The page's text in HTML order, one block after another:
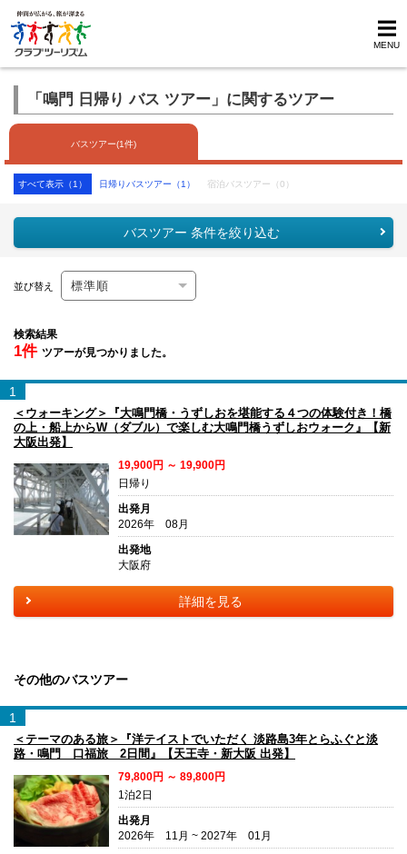
MENU
「鳴門 日帰り バス ツアー」に関するツアー
バスツアー(1件)
すべて表示（1） 日帰りバスツアー（1） 宿泊バスツアー（0）
バスツアー 条件を絞り込む
並び替え
検索結果
1件 ツアーが見つかりました。
1
＜ウォーキング＞『大鳴門橋・うずしおを堪能する４つの体験付き！橋
の上・船上からW（ダブル）で楽しむ大鳴門橋うずしおウォーク』【新
大阪出発】
19,900円 ～ 19,900円
日帰り
出発月
2026年 08月
出発地
大阪府
詳細を見る
その他のバスツアー
1
＜テーマのある旅＞『洋テイストでいただく 淡路島3年とらふぐと淡
路・鳴門 口福旅 2日間』【天王寺・新大阪 出発】
79,800円 ～ 89,800円
1泊2日
出発月
2026年 11月 ~ 2027年 01月